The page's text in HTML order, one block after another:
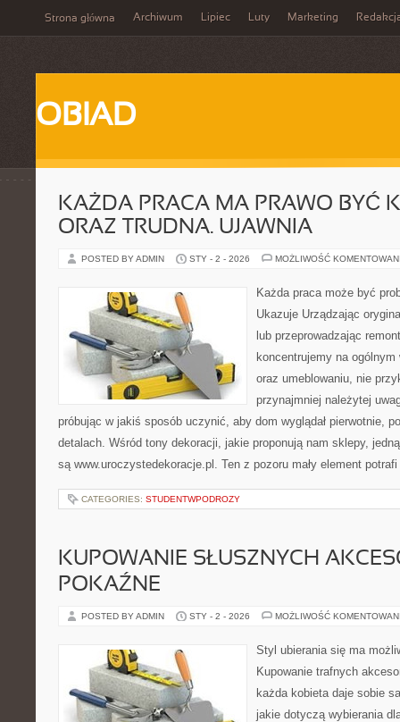
Strona główna Archiwum Lipiec Luty Marketing
OBIAD
KAŻDA PRACA MA PRAWO BYĆ
ORAZ TRUDNA. UJAWNIA
POSTED BY ADMIN STY - 2 - 2026 MOŻLIWOŚĆ
Każda praca może być
Ukazuje Urządzając
lub przeprowadzając
koncentrujemy na
oraz umeblowaniu, nie
przynajmniej należytej
próbując w jakiś sposób uczynić, aby dom wyglądał pierwotnie,
detalach. Wśród tony dekoracji, jakie proponują nam sklepy,
są www.uroczystedekoracje.pl. Ten z pozoru mały element
CATEGORIES: STUDENTWPODROZY
KUPOWANIE SŁUSZNYCH
POKAŹNE
POSTED BY ADMIN STY - 2 - 2026 MOŻLIWOŚĆ
Styl ubierania się ma
Kupowanie trafnych
każda kobieta daje sobie
jakie dotyczą wybierania